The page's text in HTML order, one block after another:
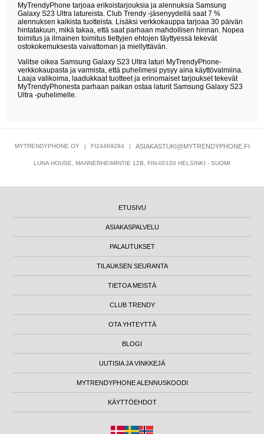
MyTrendyPhone tarjoaa erikoistarjouksia ja alennuksia Samsung
Galaxy S23 Ultra latureista. Club Trendy -jäsenyydellä saat 7 %
alennuksen kaikista tuotteista. Lisäksi verkkokauppa tarjoaa 30 päivän
hintatakuun, mikä takaa, että saat parhaan mahdollisen hinnan. Nopea
toimitus ja ilmainen toimitus tiettyjen ehtojen täyttyessä tekevät
ostokokemuksesta vaivattoman ja miellyttävän.
Valitse oikea Samsung Galaxy S23 Ultra laturi MyTrendyPhone-
verkkokaupasta ja varmista, että puhelimesi pysyy aina käyttövalmiina.
Laaja valikoima, laadukkaat tuotteet ja erinomaiset tarjoukset tekevät
MyTrendyPhonesta parhaan paikan ostaa laturit Samsung Galaxy S23
Ultra -puhelimelle.
MYTRENDYPHONE OY | FI24469284 | ASIAKASTUKI@MYTRENDYPHONE.FI
LUNA HOUSE, MANNERHEIMINTIE 12B, FIN-00100 HELSINKI - SUOMI
ETUSIVU
ASIAKASPALVELU
PALAUTUKSET
TILAUKSEN SEURANTA
TIETOA MEISTÄ
CLUB TRENDY
OTA YHTEYTTÄ
BLOGI
UUTISIA JA VINKKEJÄ
MYTRENDYPHONE ALENNUSKOODI
KÄYTTÖEHDOT